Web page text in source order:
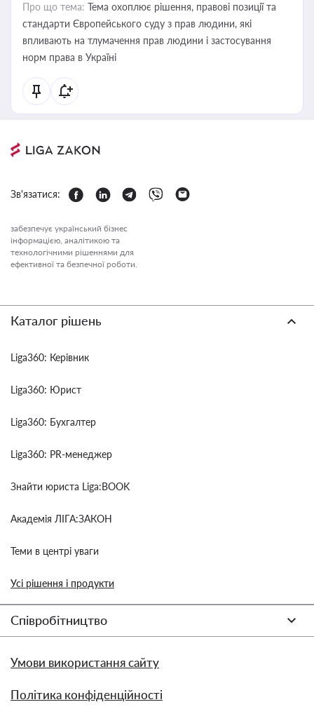
Про що тема: Тема охоплює рішення, правові позиції та
стандарти Європейського суду з прав людини, які
впливають на тлумачення прав людини і застосування
норм права в Україні
Зв'язатися:
забезпечує український бізнес
інформацією, аналітикою та
технологічними рішеннями для
ефективної та безпечної роботи.
Каталог рішень
Liga360: Керівник
Liga360: Юрист
Liga360: Бухгалтер
Liga360: PR-менеджер
Знайти юриста Liga:BOOK
Академія ЛІГА:ЗАКОН
Теми в центрі уваги
Усі рішення і продукти
Співробітництво
Умови використання сайту
Політика конфіденційності